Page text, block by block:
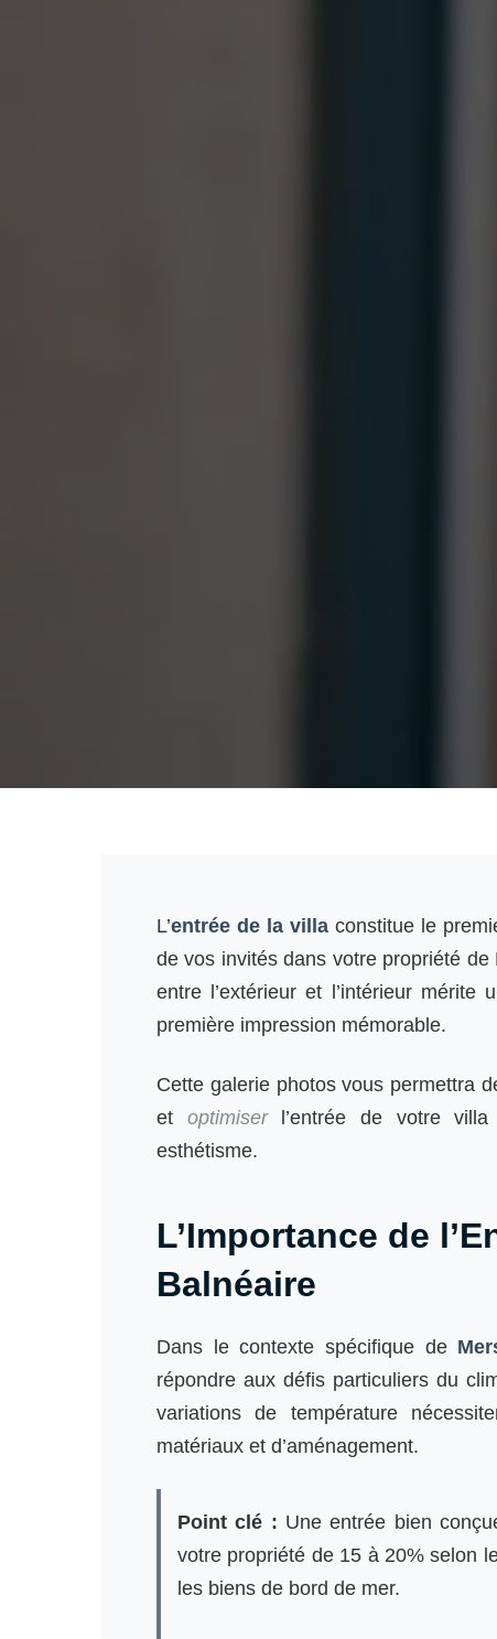
L’entrée de la villa constitue le
de vos invités dans votre propriété
entre l’extérieur et l’intérieur mérite
première impression mémorable.
Cette galerie photos vous permettra
et optimiserl’entrée de votre villa
esthétisme.
L’Importance de
Balnéaire
Dans le contexte spécifique de
répondre aux défis particuliers du
variations de température
matériaux et d’aménagement.
Point clé : Une entrée bien
votre propriété de 15 à 20% selon
les biens de bord de mer.